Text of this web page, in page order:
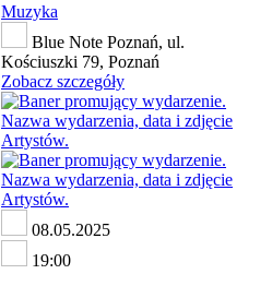
Muzyka
Blue Note Poznań, ul.
Kościuszki 79, Poznań
Zobacz szczegóły
08.05.2025
19:00